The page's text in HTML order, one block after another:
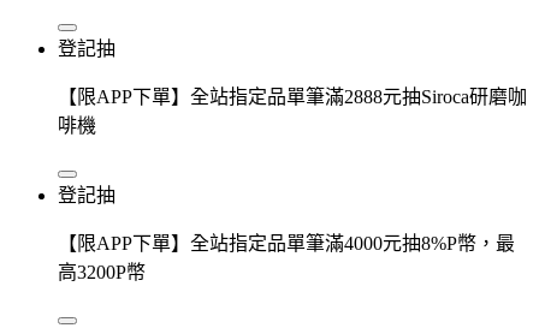
登記抽
【限APP下單】全站指定品單筆滿2888元抽Siroca研磨咖
啡機
登記抽
【限APP下單】全站指定品單筆滿4000元抽8%P幣，最
高3200P幣